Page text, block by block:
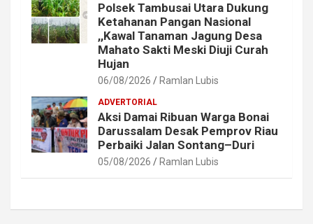
Polsek Tambusai Utara Dukung
Ketahanan Pangan Nasional
,,Kawal Tanaman Jagung Desa
Mahato Sakti Meski Diuji Curah
Hujan
06/08/2026 Ramlan Lubis
ADVERTORIAL
Aksi Damai Ribuan Warga Bonai
Darussalam Desak Pemprov Riau
Perbaiki Jalan Sontang–Duri
05/08/2026 Ramlan Lubis